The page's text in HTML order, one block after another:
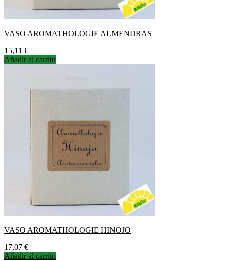
VASO AROMATHOLOGIE ALMENDRAS
Precio
15,11 €
Añadir al carrito
VASO AROMATHOLOGIE HINOJO
Precio
17,07 €
Añadir al carrito